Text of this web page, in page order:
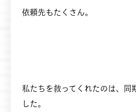
依頼先もたくさん。
私たちを救ってくれたのは、同
した。